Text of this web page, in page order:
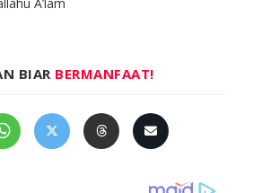
BIAR BERMANFAAT!